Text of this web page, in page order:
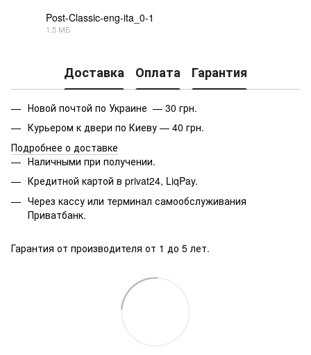
Post-Classic-eng-ita_0-1
1.5 МБ
Доставка Оплата Гарантия
Новой почтой по Украине — 30 грн.
Курьером к двери по Киеву — 40 грн.
Подробнее о доставке
Наличными при получении.
Кредитной картой в privat24, LiqPay.
Через кассу или терминал самообслуживания
Приватбанк.
Гарантия от производителя от 1 до 5 лет.